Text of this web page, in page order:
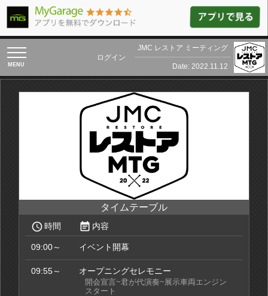
toggle
navigation
ログイン
JMC レストア ミーティング
Date: 2022.11.12
タイムテーブル
access_time時間 event_note 内容
09:00～ イベント開幕
09:55～ オープニングセレモニー
開会宣言~君が代演奏~展示車両エンジン
スタート